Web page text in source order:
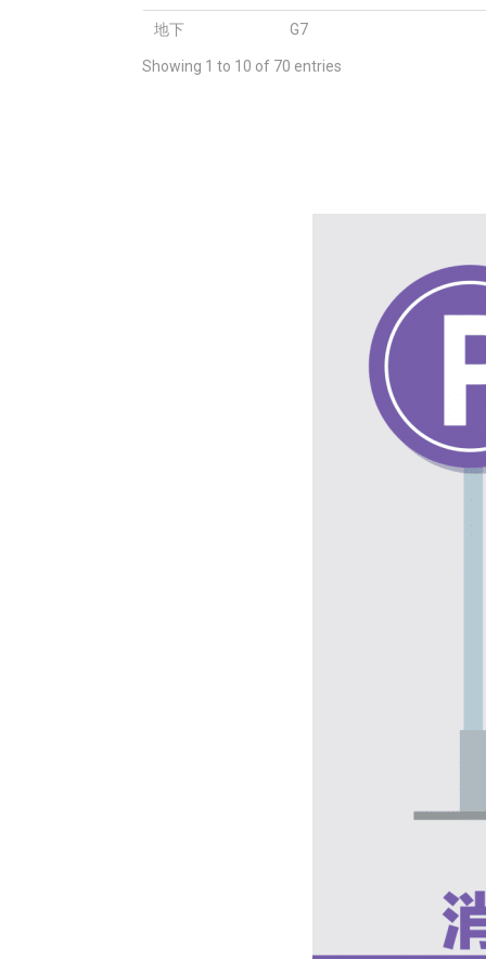
地下 G7
Showing 1 to 10 of 70 entries